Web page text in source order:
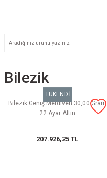
Bilezik
TÜKENDİ
Bilezik Geniş Merdiven 30,00 Gram
22 Ayar Altın
207.926,25 TL